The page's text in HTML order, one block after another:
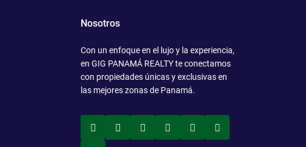
Nosotros
Con un enfoque en el lujo y la experiencia,
en GIG PANAMÁ REALTY te conectamos
con propiedades únicas y exclusivas en
las mejores zonas de Panamá.